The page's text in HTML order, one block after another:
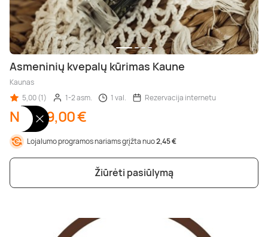
Asmeninių kvepalų kūrimas Kaune
Kaunas
5,00 (1)
1-2 asm. 1 val. Rezervacija internetu
Nuo 49,00 €
Lojalumo programos nariams grįžta nuo2,45 €
Žiūrėti pasiūlymą